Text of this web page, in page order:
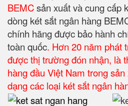
BEMCsản xuất và cung cấp
dòng két sắt ngân hàng
chính hãng được bảo hành
toàn quốc. Hơn 20 năm phát
được thị trường đón nhận, là
hàng đầu Việt Nam trong
dạng các loại két sắt ngân